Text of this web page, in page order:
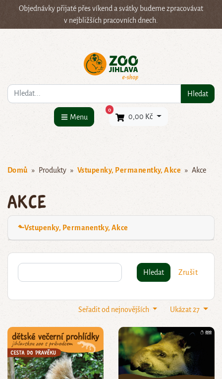
Objednávky přijaté přes víkend a svátky budeme zpracovávat
v nejbližších pracovních dnech.
Co hledáte? Hledat
Menu
0×
0,00 Kč
Domů Produkty Vstupenky, Permanentky, Akce Akce
Akce
⬑Vstupenky, Permanentky, Akce
Hledat Zrušit
Ukázat 27
Seřadit od nejnovějších